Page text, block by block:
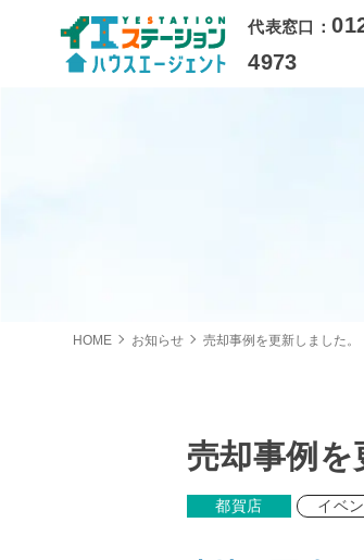
代表窓口：
4973
HOME お知らせ 売却事例を更新しました。
売却事例を
都賀店 イベ